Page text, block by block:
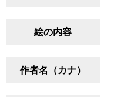
絵の内容
作者名（カナ）